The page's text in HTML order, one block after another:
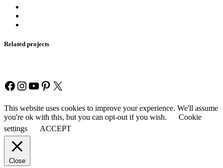
Related projects
Facebook
Instagram
YouTube
Pinterest
X
This website uses cookies to improve your experience. We'll assume
you're ok with this, but you can opt-out if you wish.
Cookie
settings
ACCEPT
Close